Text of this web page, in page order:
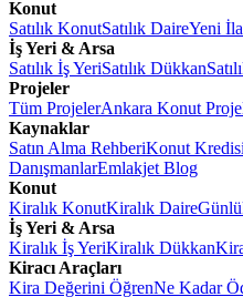
Konut
Satılık KonutSatılık DaireYeni
İş Yeri & Arsa
Satılık İş YeriSatılık Dükkan
Projeler
Tüm ProjelerAnkara Konut
Kaynaklar
Satın Alma RehberiKonut
DanışmanlarEmlakjet Blog
Konut
Kiralık KonutKiralık Daire
İş Yeri & Arsa
Kiralık İş YeriKiralık Dükkan
Kiracı Araçları
Kira Değerini ÖğrenNe Kadar